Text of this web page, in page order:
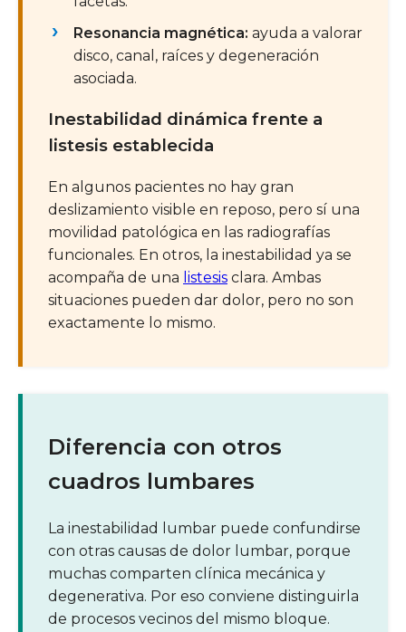
Resonancia magnética: ayuda a valorar
disco, canal, raíces y degeneración
asociada.
Inestabilidad dinámica frente a
listesis establecida
En algunos pacientes no hay gran
deslizamiento visible en reposo, pero sí una
movilidad patológica en las radiografías
funcionales. En otros, la inestabilidad ya se
acompaña de una listesis clara. Ambas
situaciones pueden dar dolor, pero no son
exactamente lo mismo.
Diferencia con otros
cuadros lumbares
La inestabilidad lumbar puede confundirse
con otras causas de dolor lumbar, porque
muchas comparten clínica mecánica y
degenerativa. Por eso conviene distinguirla
de procesos vecinos del mismo bloque.